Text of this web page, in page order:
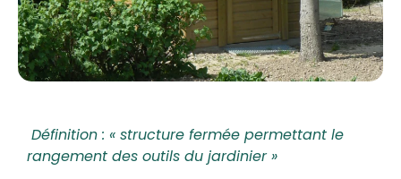
Définition : « structure fermée permettant le
rangement des outils du jardinier »